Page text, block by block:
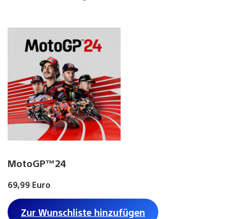
MotoGP™24
69,99 Euro
Zur Wunschliste hinzufügen